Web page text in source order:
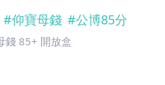
#仰寶母錢 #公博85分
錢 85+ 開放盒